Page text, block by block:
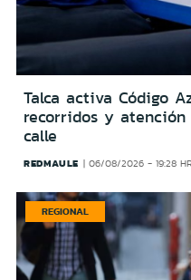
Talca activa Código
recorridos y
calle
REDMAULE 06/08/2026 - 19:28
REGIONAL